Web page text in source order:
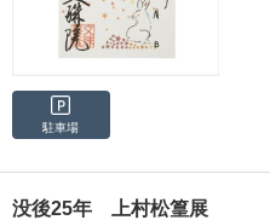
駐車場
没後25年 上村松篁展